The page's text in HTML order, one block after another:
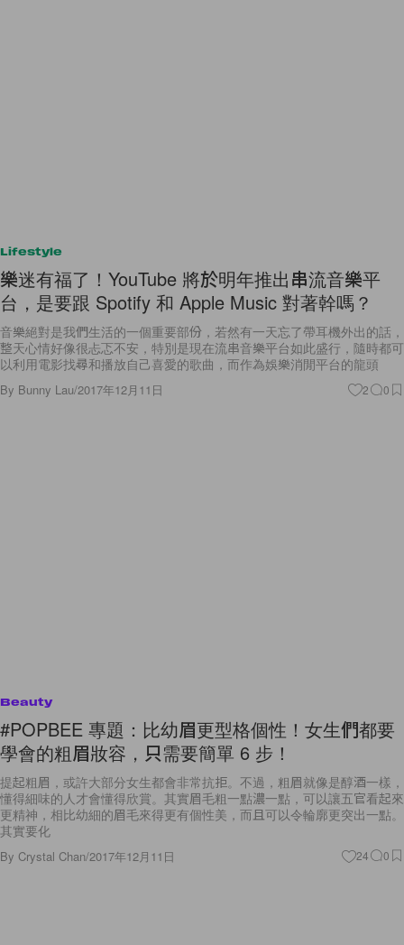
Lifestyle
樂迷有福了！YouTube 將於明年推出串流音樂平
台，是要跟 Spotify 和 Apple Music 對著幹嗎？
音樂絕對是我們生活的一個重要部份，若然有一天忘了帶耳機外出的話，
整天心情好像很忐忑不安，特別是現在流串音樂平台如此盛行，隨時都可
以利用電影找尋和播放自己喜愛的歌曲，而作為娛樂消閒平台的龍頭
By Bunny Lau/2017年12月11日 2 0
Beauty
#POPBEE 專題：比幼眉更型格個性！女生們都要
學會的粗眉妝容，只需要簡單 6 步！
提起粗眉，或許大部分女生都會非常抗拒。不過，粗眉就像是醇酒一樣，
懂得細味的人才會懂得欣賞。其實眉毛粗一點濃一點，可以讓五官看起來
更精神，相比幼細的眉毛來得更有個性美，而且可以令輪廓更突出一點。
其實要化
By Crystal Chan/2017年12月11日 24 0